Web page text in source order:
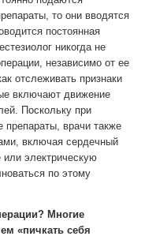
то они вводятся
постоянная
никогда не
независимо от ее
отслеживать признаки
включают движение
Поскольку при
врачи также
включая сердечный
или электрическую
по этому
Многие
«пичкать себя